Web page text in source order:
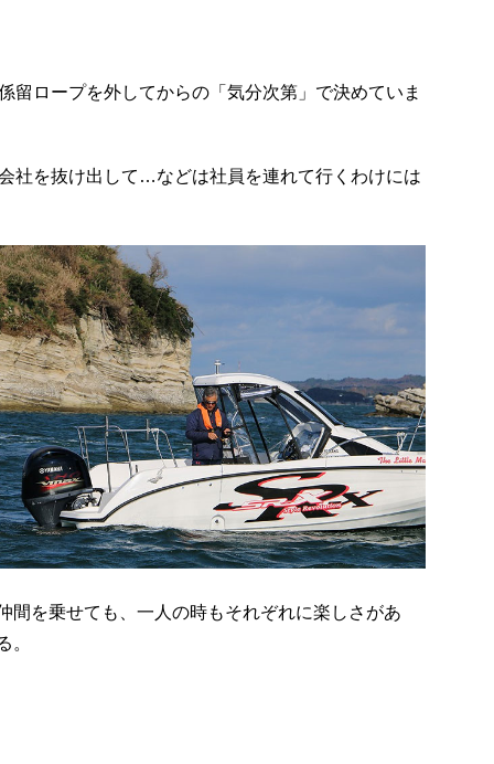
ロープを外してからの「気分次第」で決めていま
社を抜け出して…などは社員を連れて行くわけには
間を乗せても、一人の時もそれぞれに楽しさがあ
。